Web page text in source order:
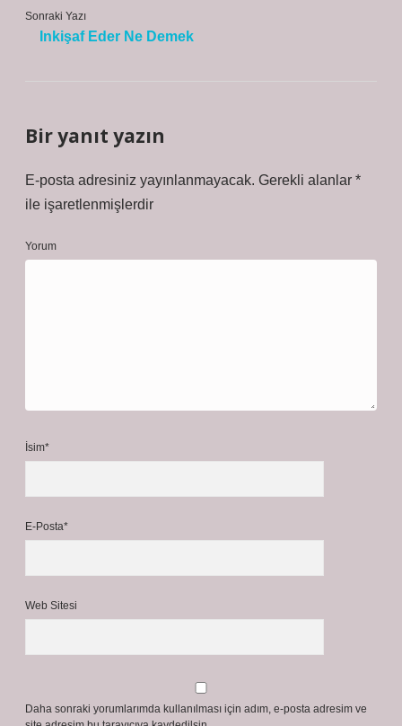
Sonraki Yazı
Inkişaf Eder Ne Demek
Bir yanıt yazın
E-posta adresiniz yayınlanmayacak. Gerekli alanlar *
ile işaretlenmişlerdir
Yorum
İsim*
E-Posta*
Web Sitesi
Daha sonraki yorumlarımda kullanılması için adım, e-posta adresim ve